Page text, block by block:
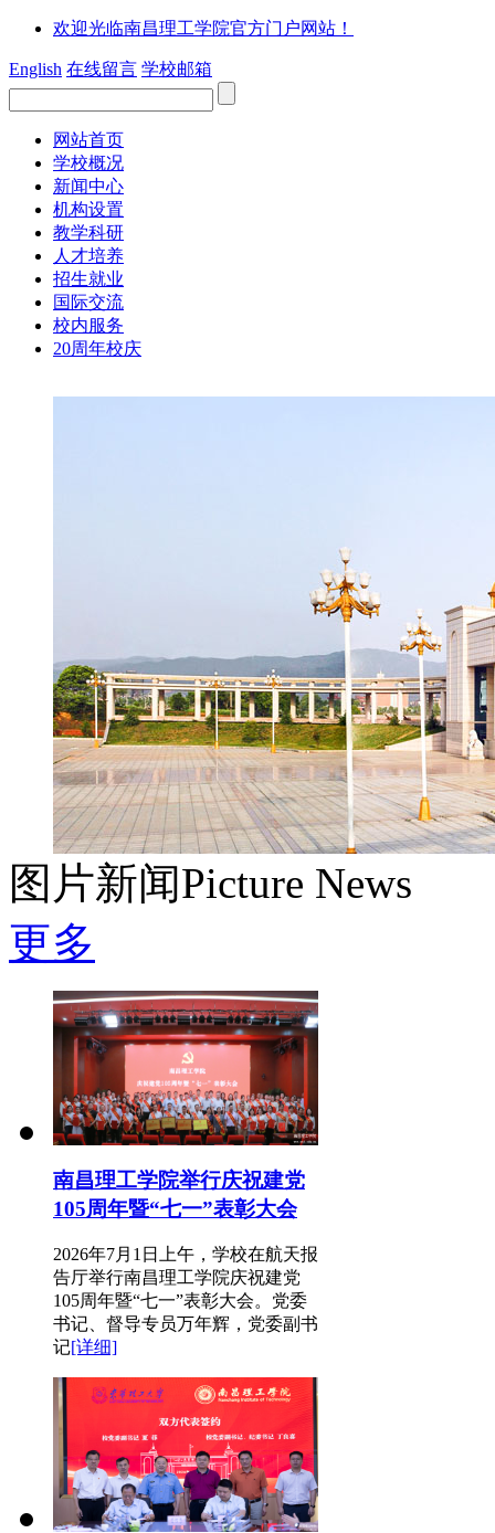
欢迎光临南昌理工学院官方门户网站！
English 在线留言 学校邮箱
网站首页
学校概况
新闻中心
机构设置
教学科研
人才培养
招生就业
国际交流
校内服务
20周年校庆
图片新闻Picture News
更多
南昌理工学院举行庆祝建党
105周年暨“七一”表彰大会
2026年7月1日上午，学校在航天报
告厅举行南昌理工学院庆祝建党
105周年暨“七一”表彰大会。党委
书记、督导专员万年辉，党委副书
记[详细]